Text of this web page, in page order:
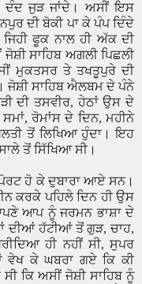
ਦੰਦ ਜੁੜ ਜਾਂਦੇ। ਅਸੀਂ ਇਸ
ਦੀ ਬੋਕੀ ਪਾ ਕੇ ਪੰਪ ਦਿੰਦੇ
ਜਿਹੀ ਫੂਕ ਨਾਲ ਹੀ ਅੱਕ ਦੀ
ਸਾਹਿਬ ਅਗਲੀ ਪਿਛਲੀ
ਮੁਕਤਸਰ ਤੇ ਤਖਤੂਪੁਰੇ ਦੀ
ਜੋਸ਼ੀ ਸਾਹਿਬ ਐਲਬਮ ਦੇ ਪੰਨੇ
ਦੀ ਤਸਵੀਰ,ਹੇਠਾਂ ਉਸ ਦੇ
ਸਮਾਂ,ਰੋਮਾਂਸ ਦੇ ਦਿਨ,ਮਹੀਨੇ
ਤੋਂ ਲਿਖਿਆ ਹੁੰਦਾ। ਇਹ
ਤੋਂ ਸਿੱਖਿਆ ਸੀ।
ਹੋ ਕੇ ਦੁਬਾਰਾ ਆਏ ਸਨ।
ਕਰਕੇ ਪਹਿਲੇ ਦਿਨ ਹੀ ਉਸ
ਆਪ ਨੂੰ ਜਰਮਨ ਭਾਸ਼ਾ ਦੇ
ਦੀਆਂ ਹੱਟੀਆਂ ਤੋਂ ਗੁੜ, ਚਾਹ,
ਹੀ ਨਹੀਂ ਸੀ,ਸੁਪਰ
ਵੇਖ ਕੇ ਘਬਰਾ ਗਏ ਕਿ ਕੀ
ਕਿ ਅਸੀਂ ਜੋਸ਼ੀ ਸਾਹਿਬ ਨੂੰ